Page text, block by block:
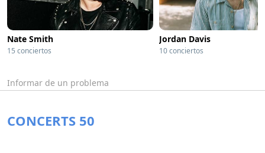
Nate Smith
15 conciertos
Jordan Davis
10 conciertos
Informar de un problema
CONCERTS 50